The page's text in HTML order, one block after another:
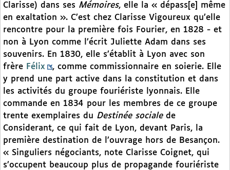
Clarisse) dans ses Mémoires, elle la « dépass[e] même
en exaltation ». C’est chez Clarisse Vigoureux qu’elle
rencontre pour la première fois Fourier, en 1828 - et
non à Lyon comme l’écrit Juliette Adam dans ses
souvenirs. En 1830, elle s’établit à Lyon avec son
frère Félix
, comme commissionnaire en soierie. Elle
y prend une part active dans la constitution et dans
les activités du groupe fouriériste lyonnais. Elle
commande en 1834 pour les membres de ce groupe
trente exemplaires du Destinée socialede
Considerant, ce qui fait de Lyon, devant Paris, la
première destination de l’ouvrage hors de Besançon.
« Singuliers négociants, note Clarisse Coignet, qui
s’occupent beaucoup plus de propagande fouriériste